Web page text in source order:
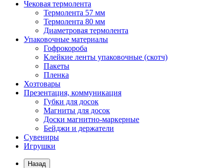
Чековая термолента
Термолента 57 мм
Термолента 80 мм
Диаметровая термолента
Упаковочные материалы
Гофрокороба
Клейкие ленты упаковочные (скотч)
Пакеты
Пленка
Хозтовары
Презентация, коммуникация
Губки для досок
Магниты для досок
Доски магнитно-маркерные
Бейджи и держатели
Сувениры
Игрушки
Назад